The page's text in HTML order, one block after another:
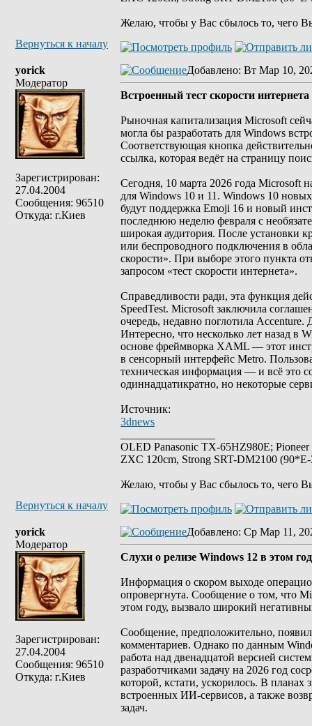
Желаю, чтобы у Вас сбылось то, чего
Вернуться к началу
yorick
Модератор
Зарегистрирован:
27.04.2004
Сообщения: 96510
Откуда: г.Киев
Добавлено: Вт Мар 10,
Встроенный тест скорости
Рыночная капитализация Microsoft
могла бы разработать для Windows
Соответствующая кнопка
ссылка, которая ведёт на страницу
Сегодня, 10 марта 2026 года Microsoft
для Windows 10 и 11. Windows 10
будут поддержка Emoji 16 и новый
последнюю неделю февраля с
широкая аудитория. После установки
или беспроводного подключения в
скорости». При выборе этого пункта
запросом «тест скорости интернета».
Справедливости ради, эта функция
SpeedTest. Microsoft заключила
очередь, недавно поглотила
Интересно, что несколько лет назад в
основе фреймворка XAML — этот
в сенсорный интерфейс Metro.
техническая информация — и всё это
одиннадцатикратно, но некоторые
Источник:
3dnews
OLED Panasonic TX-65HZ980E;
ZXC 120cm, Strong SRT-DM2100
Желаю, чтобы у Вас сбылось то, чего
Вернуться к началу
yorick
Модератор
Зарегистрирован:
27.04.2004
Сообщения: 96510
Откуда: г.Киев
Добавлено: Ср Мар 11,
Слухи о релизе Windows 12 в этом
Информация о скором выходе
опровергнута. Сообщение о том, что
этом году, вызвало широкий
Сообщение, предположительно,
комментариев. Однако по данным
работа над двенадцатой версией
разработчиками задачу на 2026 год
которой, кстати, ускорилось. В
встроенных ИИ-сервисов, а также
задач.